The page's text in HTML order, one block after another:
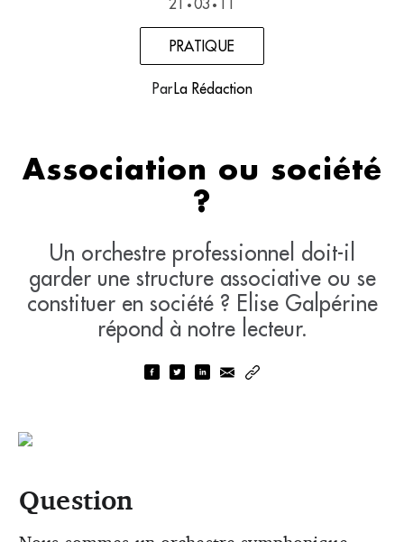
• •
PRATIQUE
ParLa Rédaction
Association ou société
?
Un orchestre professionnel doit-il
garder une structure associative ou se
constituer en société ? Elise Galpérine
répond à notre lecteur.
Question